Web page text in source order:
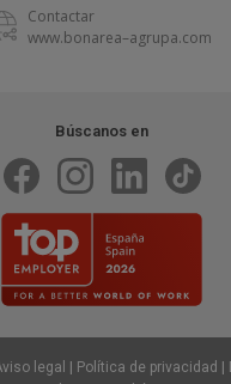
Contactar
www.bonarea–agrupa.com
Búscanos en
legal | Política de privacidad |